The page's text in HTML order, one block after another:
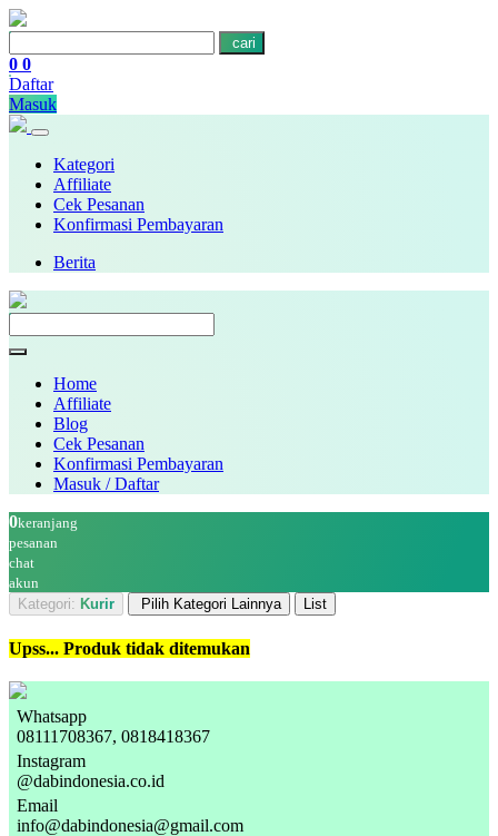
cari
0 0
Daftar
Masuk
Kategori
Affiliate
Cek Pesanan
Konfirmasi Pembayaran
Berita
Home
Affiliate
Blog
Cek Pesanan
Konfirmasi Pembayaran
Masuk / Daftar
0keranjang
pesanan
chat
akun
Kategori: Kurir Pilih Kategori Lainnya List
Upss... Produk tidak ditemukan
Whatsapp
08111708367, 0818418367
Instagram
@dabindonesia.co.id
Email
info@dabindonesia@gmail.com